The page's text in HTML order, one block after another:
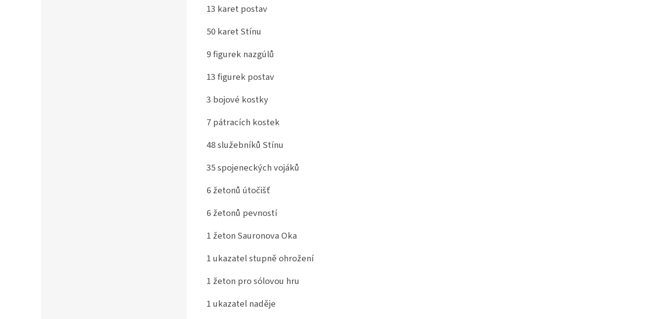
13 karet postav
50 karet Stínu
9 figurek nazgúlů
13 figurek postav
3 bojové kostky
7 pátracích kostek
48 služebníků Stínu
35 spojeneckých vojáků
6 žetonů útočišť
6 žetonů pevností
1 žeton Sauronova Oka
1 ukazatel stupně ohrožení
1 žeton pro sólovou hru
1 ukazatel naděje